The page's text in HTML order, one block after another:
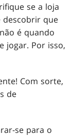
se a loja
descobrir que
é quando
jogar. Por isso,
Com sorte,
de
se para o